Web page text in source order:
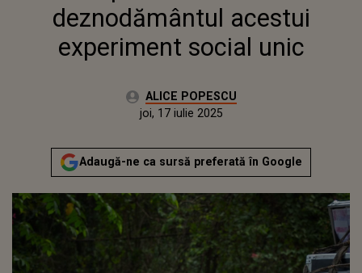
deznodământul acestui
experiment social unic
Autor:ALICE POPESCU
Actualizat:
joi, 17 iulie 2025
Adaugă-ne ca sursă preferată în Google